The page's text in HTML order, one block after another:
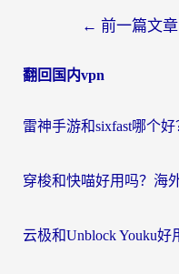
导
← 前一篇文章
翻回国内vpn